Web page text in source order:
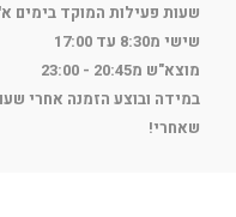
שעות פעילות המוקד בימים א'-ה' מ8:00
שישי מ8:30 עד 17:00
מוצא"ש מ20:45 - 23:00
במידה ובוצע הזמנה אחרי
שאחרי!